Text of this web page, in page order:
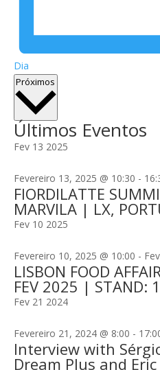
Dia
Próximos
Últimos Eventos
Fev 13 2025
Fevereiro 13, 2025 @ 10:30 -
FIORDILATTE
MARVILA | LX,
Fev 10 2025
Fevereiro 10, 2025 @ 10:00 -
LISBON FOOD
FEV 2025 | STAND:
Fev 21 2024
Fevereiro 21, 2024 @ 8:00 -
Interview with
Dream Plus and Eric